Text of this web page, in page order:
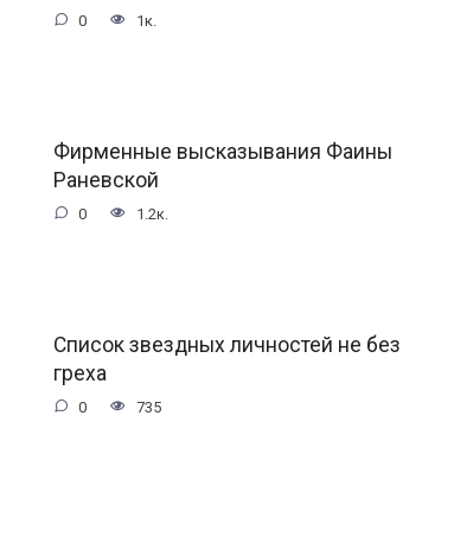
0 1к.
Фирменные высказывания Фаины
Раневской
0 1.2к.
Список звездных личностей не без
греха
0 735